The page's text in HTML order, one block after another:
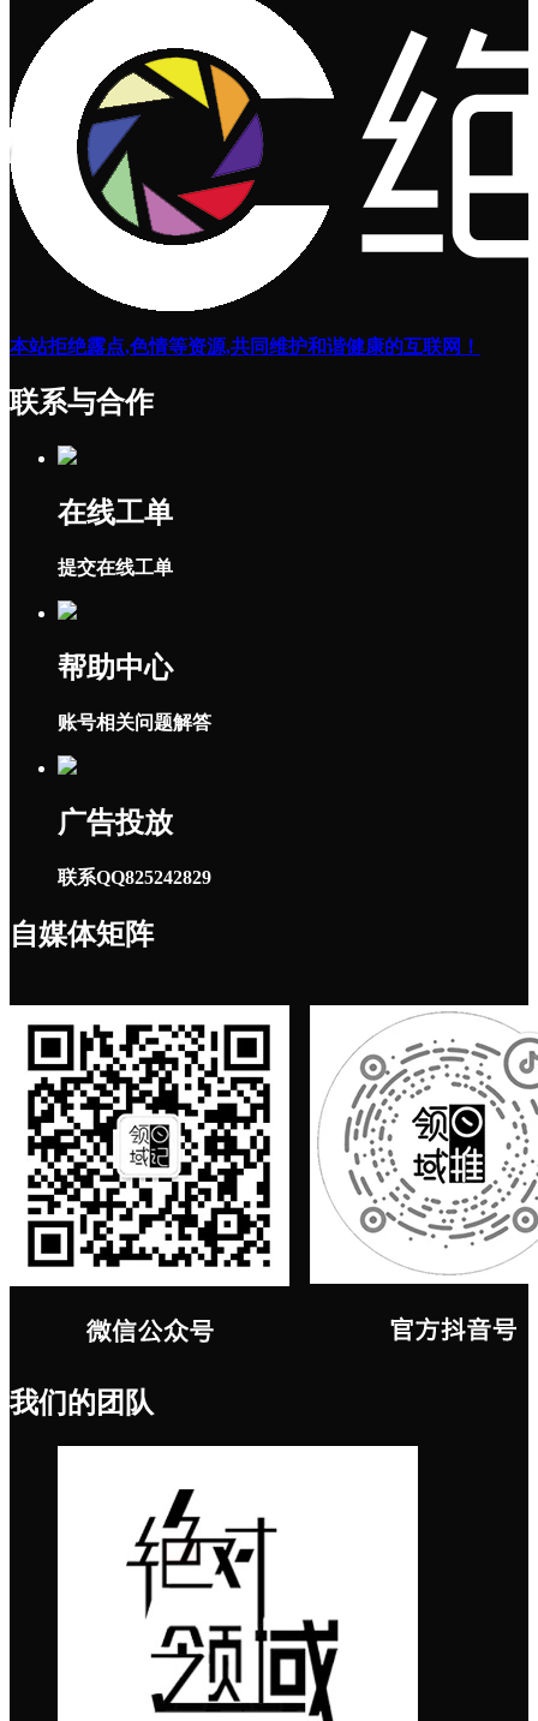
本站拒绝露点,色情等资源,共同维护和谐健康的互联网！
联系与合作
在线工单
提交在线工单
帮助中心
账号相关问题解答
广告投放
联系QQ825242829
自媒体矩阵
我们的团队